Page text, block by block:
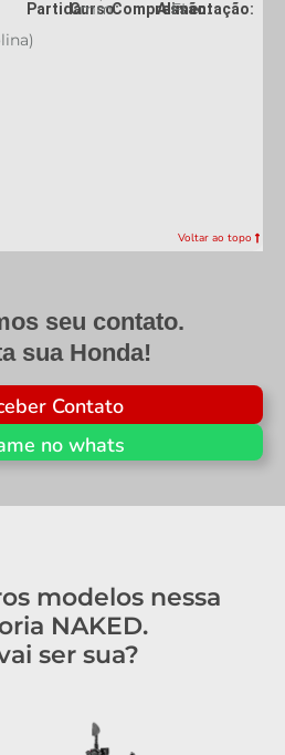
Partida:Curso:
mmCompressão:
Alimentação:
FI
Voltar ao topo
seu contato.
sua Honda!
Contato
no whats
modelos nessa
NAKED.
ser sua?